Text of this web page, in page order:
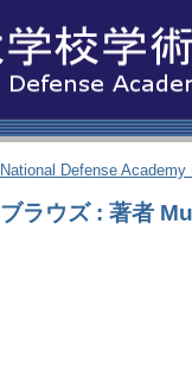
National Defense Academy
ブラウズ : 著者